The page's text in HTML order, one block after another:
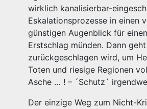
wirklich kanalisierbar-
Eskalationsprozesse in einen
günstigen Augenblick für
Erstschlag münden. Dann
zurückgeschlagen wird, um
Toten und riesige Regionen
Asche … ! – ´Schutz´
Der einzige Weg zum Nicht-